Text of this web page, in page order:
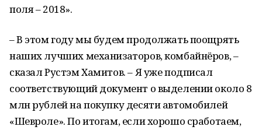
поля – 2018».
– В этом году мы будем продолжать поощрять
наших лучших механизаторов, комбайнёров, –
сказал Рустэм Хамитов. – Я уже подписал
соответствующий документ о выделении около 8
млн рублей на покупку десяти автомобилей
«Шевроле». По итогам, если хорошо сработаем,